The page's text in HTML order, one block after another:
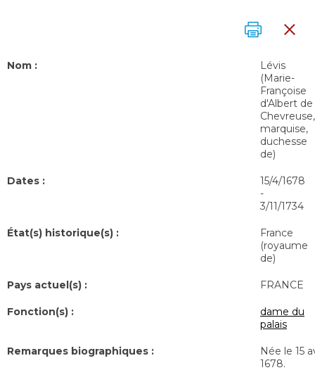
Nom :
Lévis
(Marie-
Françoise
d'Albert de
Chevreuse,
marquise,
duchesse
de)
Dates :
15/4/1678
-
3/11/1734
État(s) historique(s) :
France
(royaume
de)
Pays actuel(s) : FRANCE
Fonction(s) :
dame du
palais
Remarques biographiques :
Née le 15
1678.